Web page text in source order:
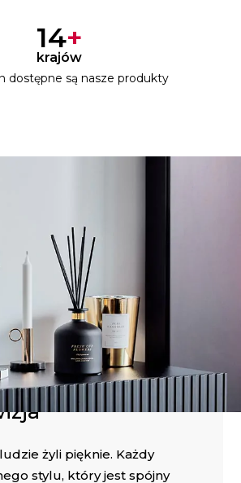
krajów
14+
dostępne są nasze produkty
żyli pięknie. Każdy
stylu, który jest spójny